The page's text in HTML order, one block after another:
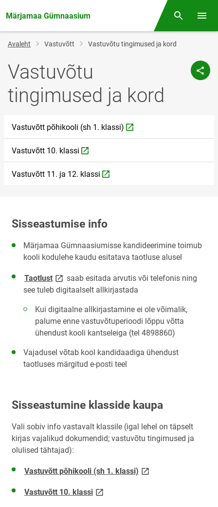
Märjamaa Gümnaasium Otsing
Jälglink
Avaleht Vastuvõtt Vastuvõtu tingimused ja kord
Vastuvõtu
tingimused ja kord
Vastuvõtt põhikooli (sh 1. klassi)
Vastuvõtt 10. klassi
Vastuvõtt 11. ja 12. klassi
Sisseastumise info
Märjamaa Gümnaasiumisse kandideerimine toimub
kooli kodulehe kaudu esitatava taotluse alusel
Taotlustlink opens on new page
saab esitada arvutis või telefonis ning
see tuleb digitaalselt allkirjastada
Kui digitaalne allkirjastamine ei ole võimalik,
palume enne vastuvõtuperioodi lõppu võtta
ühendust kooli kantseleiga (tel 4898860)
Vajadusel võtab kool kandidaadiga ühendust
taotluses märgitud e-posti teel
Sisseastumine klasside kaupa
Vali sobiv info vastavalt klassile (igal lehel on täpselt
kirjas vajalikud dokumendid; vastuvõtu tingimused ja
olulised tähtajad):
Vastuvõtt põhikooli (sh 1. klassi) link opens on new
Vastuvõtt 10. klassilink opens on new page